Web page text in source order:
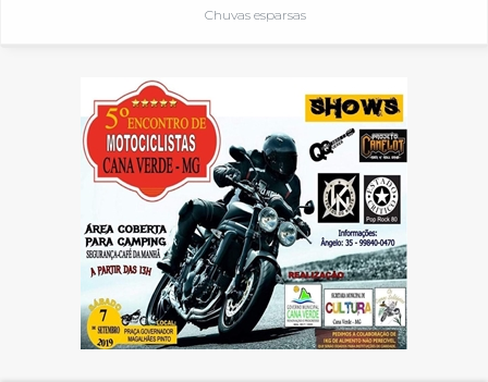
Chuvas esparsas